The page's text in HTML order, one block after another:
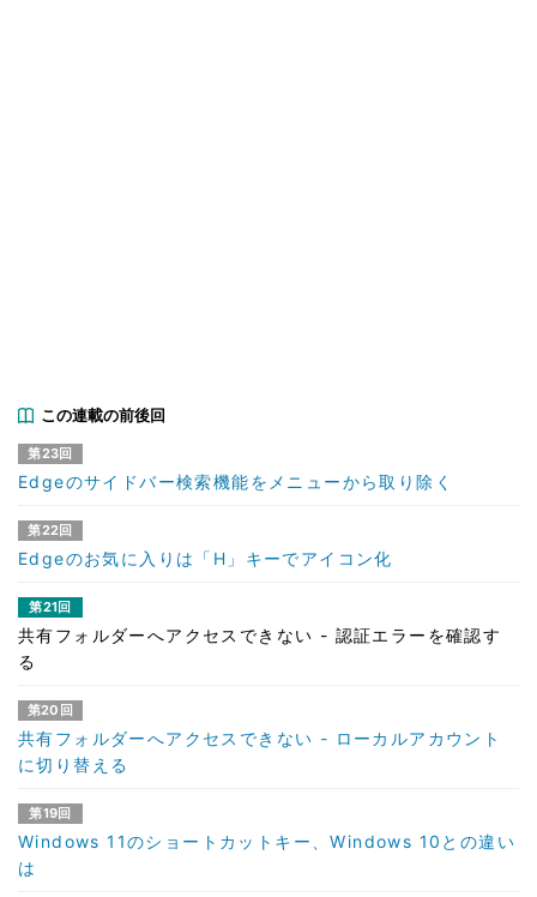
この連載の前後回
第23回
Edgeのサイドバー検索機能をメニューから取り除く
第22回
Edgeのお気に入りは「H」キーでアイコン化
第21回
共有フォルダーへアクセスできない - 認証エラーを確認す
る
第20回
共有フォルダーへアクセスできない - ローカルアカウント
に切り替える
第19回
Windows 11のショートカットキー、Windows 10との違い
は